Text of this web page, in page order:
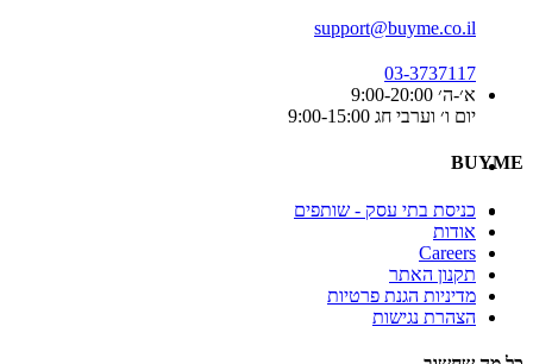
support@buyme.co.il
03-3737117
א׳-ה׳ 9:00-20:00
יום ו׳ וערבי חג 9:00-15:00
BUYME
כניסת בתי עסק - שותפים
אודות
Careers
תקנון האתר
מדיניות הגנת פרטיות
הצהרת נגישות